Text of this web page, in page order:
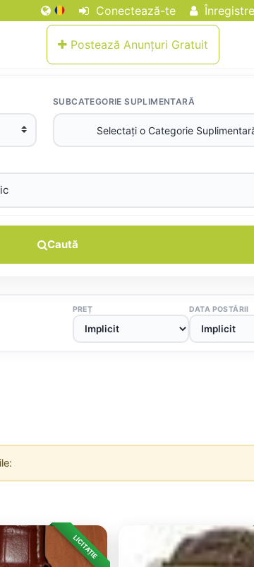
Conectează-te
Postează Anunțuri Gratuit
SUBCATEGORIE SUPLIMENTARĂ
Caută
PREȚ DATA POSTĂRII
LICITAȚIE